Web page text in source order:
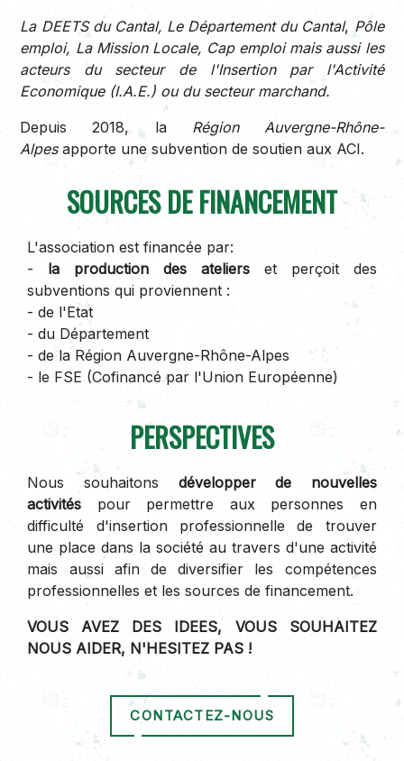
La DEETS du Cantal, Le Département du Cantal, Pôle
emploi, La Mission Locale, Cap emploi mais aussi les
acteurs du secteur de l'Insertion par l'Activité
Economique (I.A.E.) ou du secteur marchand.
Depuis 2018, la Région Auvergne-Rhône-
Alpesapporte une subvention de soutien aux ACI.
SOURCES DE FINANCEMENT
L'association est financée par:
- la production des ateliers et perçoit des
subventions qui proviennent :
- de l'Etat
- du Département
- de la Région Auvergne-Rhône-Alpes
- le FSE (Cofinancé par l'Union Européenne)
PERSPECTIVES
Nous souhaitons développer de nouvelles
activités pour permettre aux personnes en
difficulté d'insertion professionnelle de trouver
une place dans la société au travers d'une activité
mais aussi afin de diversifier les compétences
professionnelles et les sources de financement.
VOUS AVEZ DES IDEES, VOUS SOUHAITEZ
NOUS AIDER, N'HESITEZ PAS !
CONTACTEZ-NOUS